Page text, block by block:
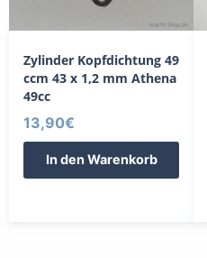
Zylinder Kopfdichtung 49
ccm 43 x 1,2 mm Athena
49cc
13,90€
In den Warenkorb